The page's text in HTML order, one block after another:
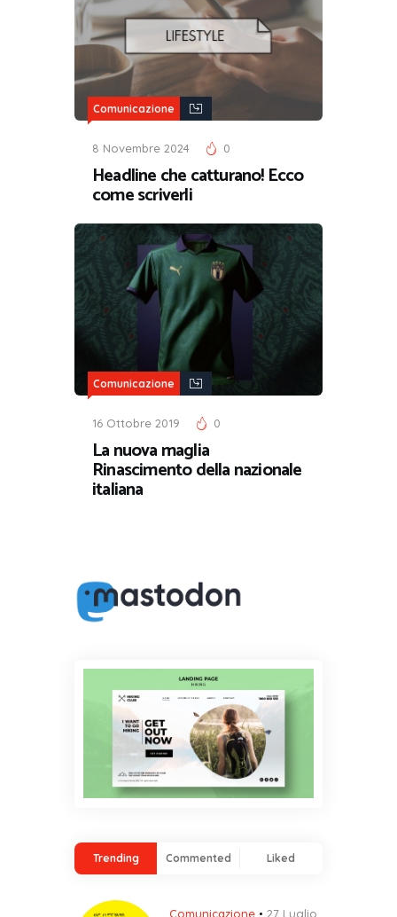
Comunicazione
8 Novembre 2024 0
Headline che catturano! Ecco
come scriverli
Comunicazione
16 Ottobre 2019 0
La nuova maglia
Rinascimento della nazionale
italiana
Trending Commented Liked
Comunicazione 27 Luglio